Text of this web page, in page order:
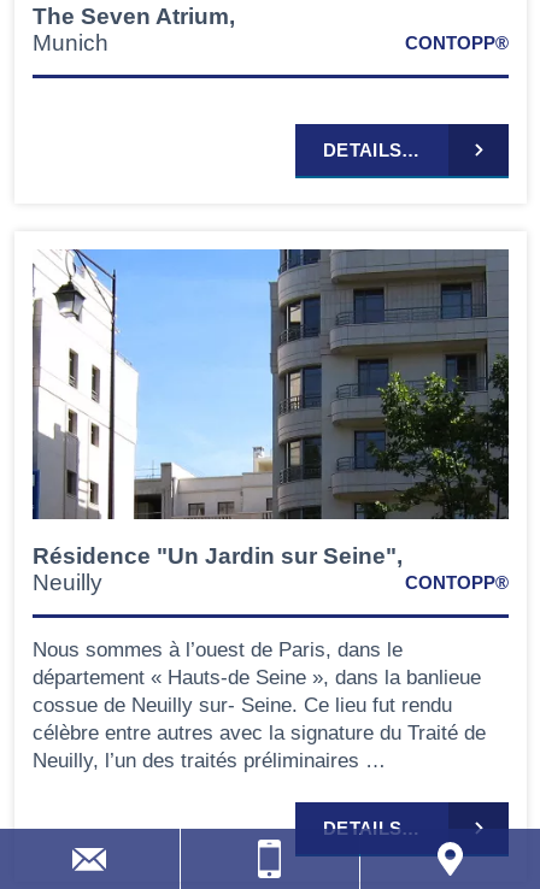
The Seven Atrium,
Munich
CONTOPP®
DETAILS…
Résidence "Un Jardin sur Seine",
Neuilly
CONTOPP®
Nous sommes à l’ouest de Paris, dans le
département « Hauts-de Seine », dans la banlieue
cossue de Neuilly sur- Seine. Ce lieu fut rendu
célèbre entre autres avec la signature du Traité de
Neuilly, l’un des traités préliminaires …
DETAILS…